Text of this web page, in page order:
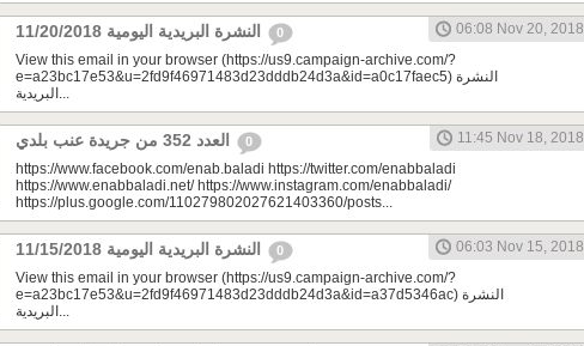
0
06:08 Nov 20, 2018
View this email in your browser (https://us9.campaign-archive.com/?
e=a23bc17e53&u=2fd9f46971483d23dddb24d3a&id=a0c17faec5) النشرة
البريدية...
0
11:45 Nov 18, 2018
https://www.facebook.com/enab.baladi https://twitter.com/enabbaladi
https://www.enabbaladi.net/ https://www.instagram.com/enabbaladi/
https://plus.google.com/110279802027621403360/posts...
0
06:03 Nov 15, 2018
View this email in your browser (https://us9.campaign-archive.com/?
e=a23bc17e53&u=2fd9f46971483d23dddb24d3a&id=a37d5346ac) النشرة
البريدية...